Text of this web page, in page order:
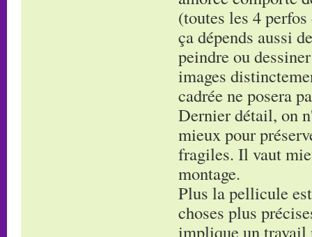
(toutes les 4
ça dépends aussi
peindre ou
images
cadrée ne posera
Dernier détail, on
mieux pour
fragiles. Il vaut
montage.
Plus la pellicule
choses plus
implique un